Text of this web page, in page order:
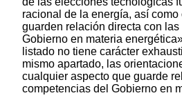
racional de la energía, así
guarden relación directa con las
Gobierno en materia
listado no tiene carácter
mismo apartado, las
cualquier aspecto que guarde
competencias del Gobierno en